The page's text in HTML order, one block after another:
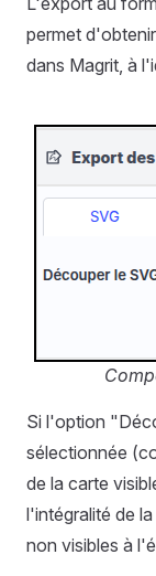
permet
dans Magrit, à
Si l'option
sélectionnée
de la carte
l'intégralité de
non visibles à